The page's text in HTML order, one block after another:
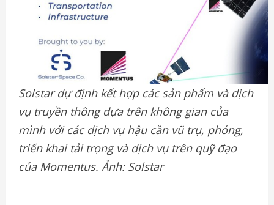
Solstar dự định kết hợp các sản phẩm và dịch
vụ truyền thông dựa trên không gian của
mình với các dịch vụ hậu cần vũ trụ, phóng,
triển khai tải trọng và dịch vụ trên quỹ đạo
của Momentus. Ảnh: Solstar